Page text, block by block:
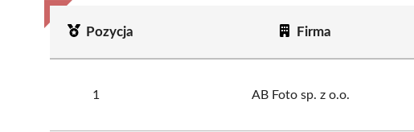
Pozycja Firma
1 AB Foto sp. z o.o.